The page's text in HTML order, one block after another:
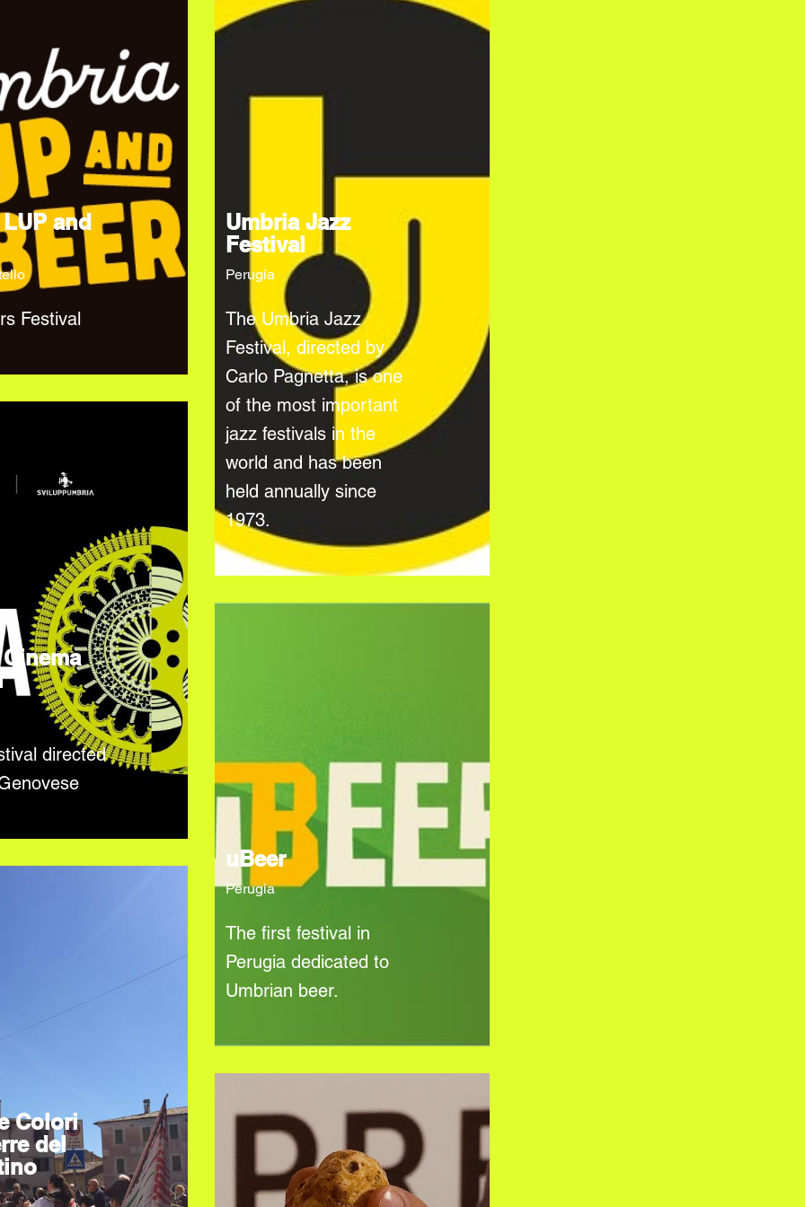
and
Festival
directed
Colori
del
Umbria Jazz
Festival
Perugia
The Umbria Jazz
Festival, directed by
Carlo Pagnetta, is one
of the most important
jazz festivals in the
world and has been
held annually since
1973.
uBeer
Perugia
The first festival in
Perugia dedicated to
Umbrian beer.